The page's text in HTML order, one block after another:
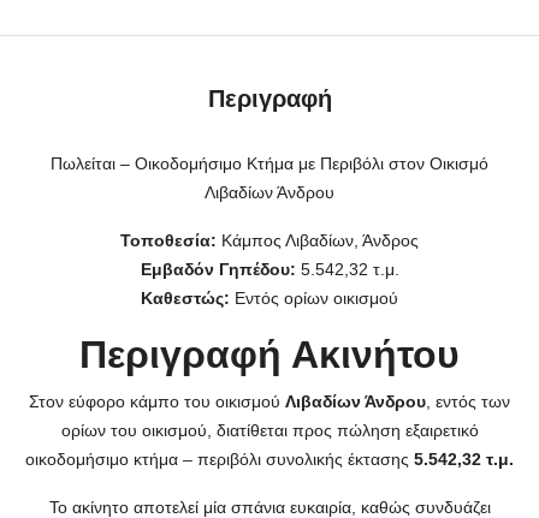
Περιγραφή
Πωλείται – Οικοδομήσιμο Κτήμα με Περιβόλι στον Οικισμό
Λιβαδίων Άνδρου
Τοποθεσία: Κάμπος Λιβαδίων, Άνδρος
Εμβαδόν Γηπέδου: 5.542,32 τ.μ.
Καθεστώς: Εντός ορίων οικισμού
Περιγραφή Ακινήτου
Στον εύφορο κάμπο του οικισμού Λιβαδίων Άνδρου , εντός των
ορίων του οικισμού, διατίθεται προς πώληση εξαιρετικό
οικοδομήσιμο κτήμα – περιβόλι συνολικής έκτασης 5.542,32 τ.μ.
Το ακίνητο αποτελεί μία σπάνια ευκαιρία, καθώς συνδυάζει